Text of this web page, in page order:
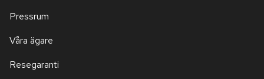
Pressrum
Våra ägare
Resegaranti